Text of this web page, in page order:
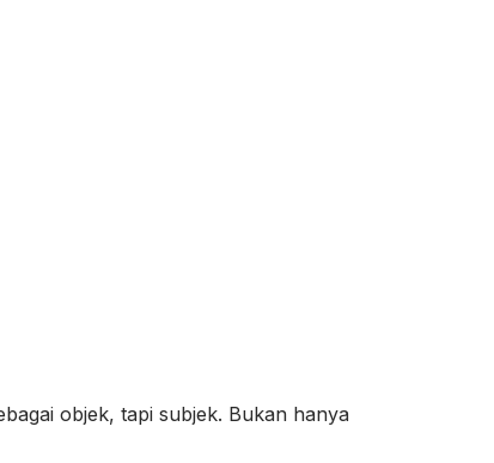
objek, tapi subjek. Bukan hanya